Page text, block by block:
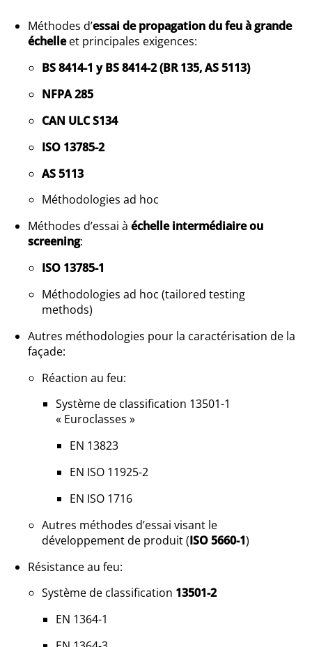
Méthodes d’essai de propagation du feu à grande
échelleet principales exigences:
BS 8414-1 y BS 8414-2 (BR 135, AS 5113)
NFPA 285
CAN ULC S134
ISO 13785-2
AS 5113
Méthodologies ad hoc
Méthodes d’essai àéchelle intermédiaire ou
screening:
ISO 13785-1
Méthodologies ad hoc (tailored testing
methods)
Autres méthodologies pour la caractérisation de la
façade:
Réaction au feu:
Système de classification 13501-1
« Euroclasses »
EN 13823
EN ISO 11925-2
EN ISO 1716
Autres méthodes d’essai visant le
développement de produit (ISO 5660-1)
Résistance au feu:
Système de classification 13501-2
EN 1364-1